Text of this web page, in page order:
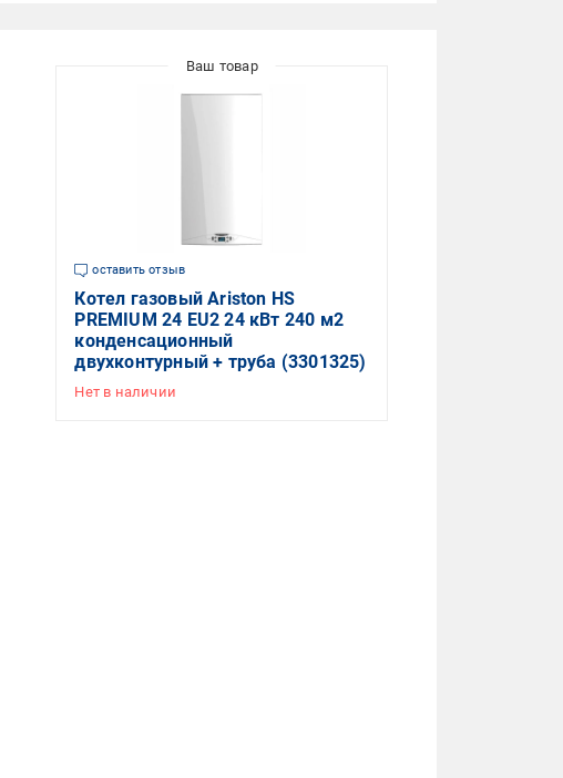
оставить отзыв
Котел газовый Ariston HS
PREMIUM 24 EU2 24 кВт 240 м2
конденсационный
двухконтурный + труба (3301325)
Нет в наличии